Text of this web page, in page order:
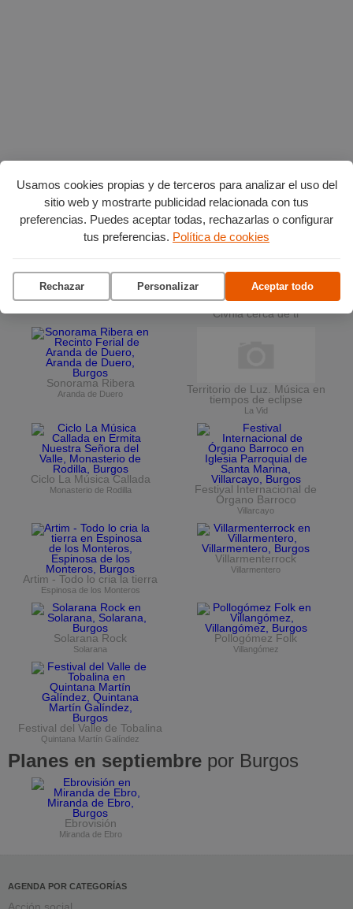
Usamos cookies propias y de terceros para analizar el uso del
sitio web y mostrarte publicidad relacionada con tus
preferencias. Puedes aceptar todas, rechazarlas o configurar
tus preferencias. Política de cookies
Rechazar Personalizar Aceptar todo
Planes en agostopor Burgos
Vuelta Ciclista a Burgos
Ciclo de conciertos en el
La terraza del Andén
Clvnia cerca de ti
Sonorama Ribera
Aranda de Duero
Territorio de Luz. Música en
tiempos de eclipse
La Vid
Ciclo La Música Callada
Monasterio de Rodilla
Festival Internacional de
Órgano Barroco
Villarcayo
Artim - Todo lo cria la tierra
Espinosa de los Monteros
Villarmenterrock
Villarmentero
Solarana Rock
Solarana
Pollogómez Folk
Villangómez
Festival del Valle de Tobalina
Quintana Martín Galíndez
Planes en septiembre por Burgos
Ebrovisión
Miranda de Ebro
AGENDA POR CATEGORÍAS